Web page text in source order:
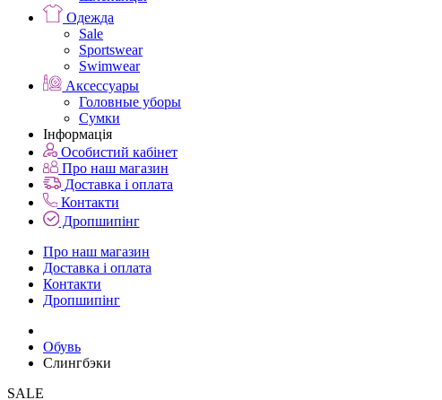
Одежда
Sale
Sportswear
Swimwear
Аксессуары
Головные уборы
Сумки
Інформація
Особистий кабінет
Про наш магазин
Доставка і оплата
Контакти
Дропшипінг
Про наш магазин
Доставка і оплата
Контакти
Дропшипінг
Обувь
Слингбэки
SALE